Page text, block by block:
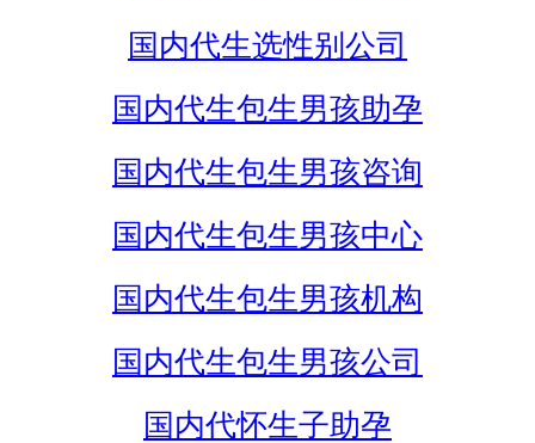
国内代生选性别公司
国内代生包生男孩助孕
国内代生包生男孩咨询
国内代生包生男孩中心
国内代生包生男孩机构
国内代生包生男孩公司
国内代怀生子助孕